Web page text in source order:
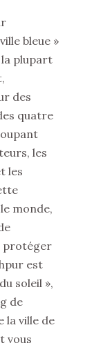
bleue »
plupart
des
quatre
les
les
monde,
protéger
est
soleil »,
de
la ville de
vous